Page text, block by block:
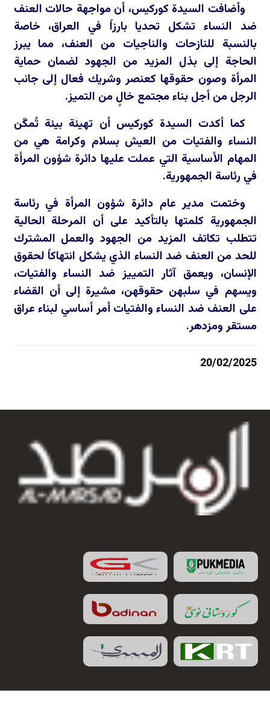
وأضافت السيدة كوركيس، أن مواجهة حالات العنف
ضد النساء تشكل تحديا بارزاً في العراق، خاصة
بالنسبة للنازحات والناجيات من العنف، مما يبرز
الحاجة إلى بذل المزيد من الجهود لضمان حماية
المرأة وصون حقوقها كعنصر وشريك فعال إلى جانب
الرجل من أجل بناء مجتمع خالٍ من التميز.
كما أكدت السيدة كوركيس أن تهيئة بيئة تُمكّن
النساء والفتيات من العيش بسلام وكرامة هي من
المهام الأساسية التي عملت عليها دائرة شؤون المرأة
في رئاسة الجمهورية.
وختمت مدير عام دائرة شؤون المرأة في رئاسة
الجمهورية كلمتها بالتأكيد على أن المرحلة الحالية
تتطلب تكاتف المزيد من الجهود والعمل المشترك
للحد من العنف ضد النساء الذي يشكل انتهاكاً لحقوق
الإنسان، ويعمق آثار التمييز ضد النساء والفتيات،
ويسهم في سلبهن حقوقهن، مشيرة إلى أن القضاء
على العنف ضد النساء والفتيات أمر أساسي لبناء عراق
مستقر ومزدهر.
20/02/2025